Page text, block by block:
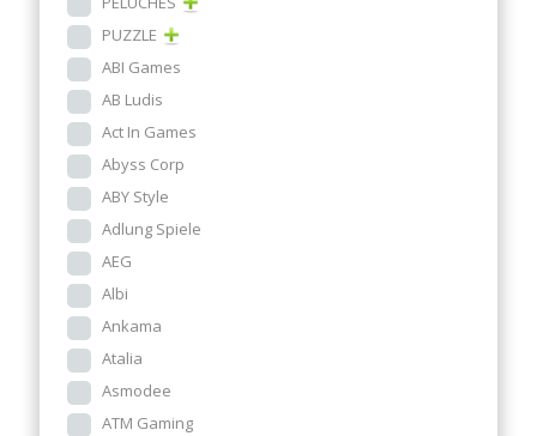
PUZZLE
ABI Games
AB Ludis
Act In Games
Abyss Corp
ABY Style
Adlung Spiele
AEG
Albi
Ankama
Atalia
Asmodee
ATM Gaming